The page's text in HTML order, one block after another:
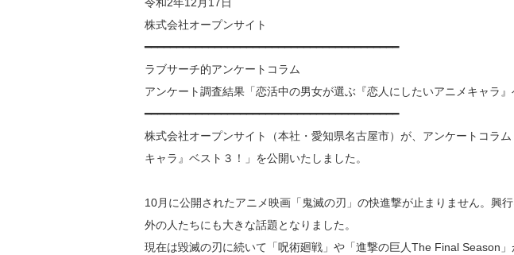
株式会社オープンサイト
━━━━━━━━━━━━━━━━━━━━━━━━━━━━━━━━━━━━━━━━
ラブサーチ的アンケートコラム
アンケート調査結果「恋活中の男女が選ぶ『恋人にしたいアニメキャラ』
━━━━━━━━━━━━━━━━━━━━━━━━━━━━━━━━━━━━━━━━
株式会社オープンサイト（本社・愛知県名古屋市）が、アンケートコラ
キャラ』ベスト３！」を公開いたしました。
10月に公開されたアニメ映画「鬼滅の刃」の快進撃が止まりません。興
外の人たちにも大きな話題となりました。
現在は毀滅の刃に続いて「呪術廻戦」や「進撃の巨人The Final Season